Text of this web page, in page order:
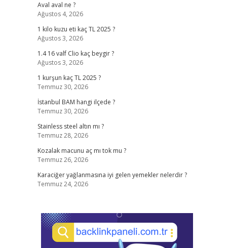
Aval aval ne ?
Ağustos 4, 2026
1 kilo kuzu eti kaç TL 2025 ?
Ağustos 3, 2026
1.4 16 valf Clio kaç beygir ?
Ağustos 3, 2026
1 kurşun kaç TL 2025 ?
Temmuz 30, 2026
İstanbul BAM hangi ilçede ?
Temmuz 30, 2026
Stainless steel altın mı ?
Temmuz 28, 2026
Kozalak macunu aç mı tok mu ?
Temmuz 26, 2026
Karaciğer yağlanmasına iyi gelen yemekler nelerdir ?
Temmuz 24, 2026